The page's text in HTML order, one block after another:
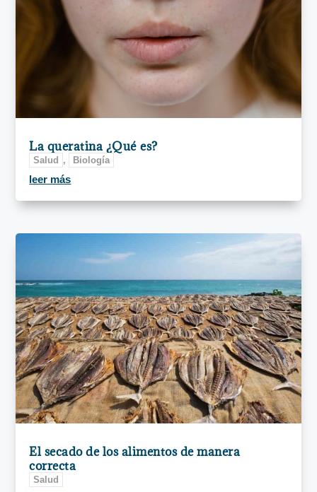
La queratina ¿Qué es?
Salud , Biología
leer más
El secado de los alimentos de manera
correcta
Salud